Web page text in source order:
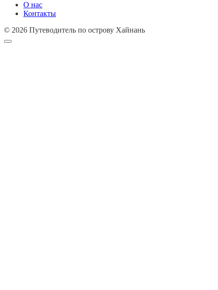
О нас
Контакты
© 2026 Путеводитель по острову Хайнань